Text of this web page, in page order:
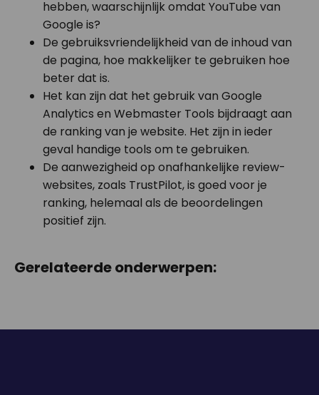
hebben, waarschijnlijk omdat YouTube van
Google is?
De gebruiksvriendelijkheid van de inhoud van
de pagina, hoe makkelijker te gebruiken hoe
beter dat is.
Het kan zijn dat het gebruik van Google
Analytics en Webmaster Tools bijdraagt aan
de ranking van je website. Het zijn in ieder
geval handige tools om te gebruiken.
De aanwezigheid op onafhankelijke review-
websites, zoals TrustPilot, is goed voor je
ranking, helemaal als de beoordelingen
positief zijn.
Gerelateerde onderwerpen: